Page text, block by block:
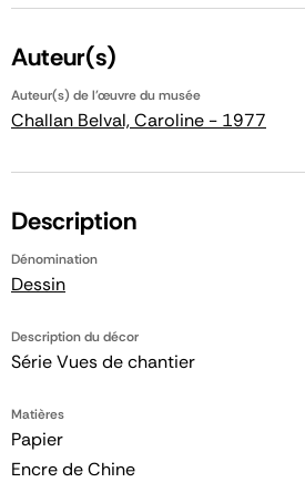
Auteur(s)
Auteur(s) de l'œuvre du musée
Challan Belval, Caroline - 1977
Description
Dénomination
Dessin
Description du décor
Série Vues de chantier
Matières
Papier
Encre de Chine